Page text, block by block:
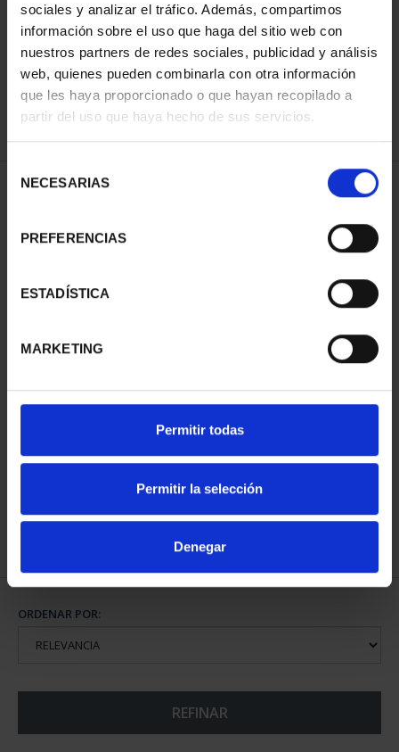
sociales y analizar el tráfico. Además, compartimos
información sobre el uso que haga del sitio web con
nuestros partners de redes sociales, publicidad y análisis
web, quienes pueden combinarla con otra información
que les haya proporcionado o que hayan recopilado a
partir del uso que haya hecho de sus servicios.
NECESARIAS
PREFERENCIAS
ESTADÍSTICA
MARKETING
Permitir todas
Permitir la selección
Denegar
ORDENAR POR:
REFINAR
1 Productos encontrados
CIUDADES PATRIMONIO
73,00 €
ORDENAR POR:
REFINAR